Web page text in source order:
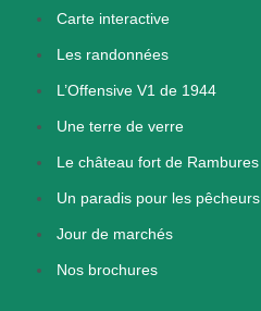
Carte interactive
Les randonnées
L’Offensive V1 de 1944
Une terre de verre
Le château fort de Rambures
Un paradis pour les pêcheurs
Jour de marchés
Nos brochures